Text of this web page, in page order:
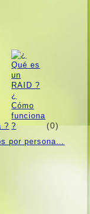
? (0)
por persona…